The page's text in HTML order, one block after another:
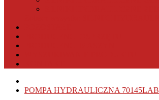
POMPA HYDRAULICZNA 70145LAB